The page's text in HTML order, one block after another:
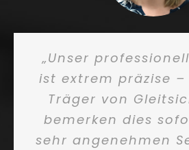
„Unser
ist extrem präzise –
Träger von
bemerken dies
sehr angenehmen